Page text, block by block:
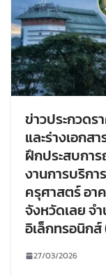
ข่าวประกวดร
และร่างเอกส
ฝึกประสบกา
งานการบริก
ครุศาสตร์ อา
จังหวัดเลย จ
อิเล็กทรอนิก
27/03/2026